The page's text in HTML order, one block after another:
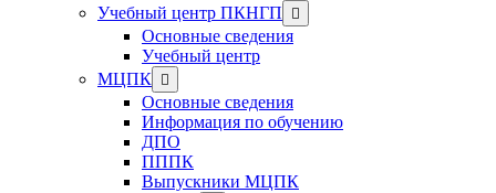
Учебный центр ПКНГП
Show
sub
menu
Основные сведения
Учебный центр
МЦПК Show
sub
menu
Основные сведения
Информация по обучению
ДПО
ПППК
Выпускники МЦПК